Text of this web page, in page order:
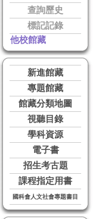
查詢歷史
標記記錄
他校館藏
新進館藏
專題館藏
館藏分類地圖
視聽目錄
學科資源
電子書
招生考古題
課程指定用書
國科會人文社會專題書目